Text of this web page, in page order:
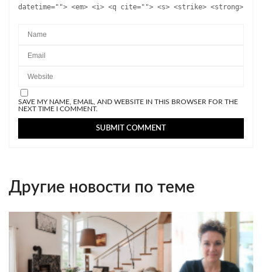
datetime=""> <em> <i> <q cite=""> <s> <strike> <strong>
SAVE MY NAME, EMAIL, AND WEBSITE IN THIS BROWSER FOR THE
NEXT TIME I COMMENT.
Другие новости по теме